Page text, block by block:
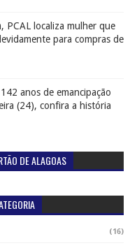
PCAL localiza mulher que
para compras de
anos de emancipação
(24), confira a história
DE ALAGOAS
(16)